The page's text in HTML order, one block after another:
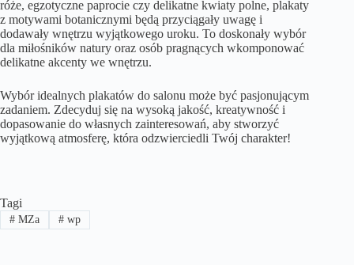
róże, egzotyczne paprocie czy delikatne kwiaty polne, plakaty
z motywami botanicznymi będą przyciągały uwagę i
dodawały wnętrzu wyjątkowego uroku. To doskonały wybór
dla miłośników natury oraz osób pragnących wkomponować
delikatne akcenty we wnętrzu.
Wybór idealnych plakatów do salonu może być pasjonującym
zadaniem. Zdecyduj się na wysoką jakość, kreatywność i
dopasowanie do własnych zainteresowań, aby stworzyć
wyjątkową atmosferę, która odzwierciedli Twój charakter!
Tagi
#MZa #wp